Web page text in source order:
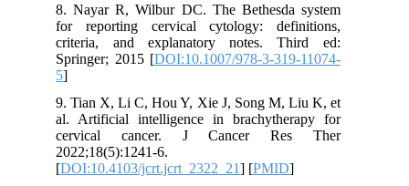
8. Nayar R, Wilbur DC. The Bethesda system
for reporting cervical cytology: definitions,
criteria, and explanatory notes. Third ed:
Springer; 2015 [DOI:10.1007/978-3-319-11074-
5
9. Tian X, Li C, Hou Y, Xie J, Song M, Liu K, et
al. Artificial intelligence in brachytherapy for
cervical cancer. J Cancer Res Ther
2022;18(5):1241-6.
[DOI:10.4103/jcrt.jcrt_2322_21] [PMID